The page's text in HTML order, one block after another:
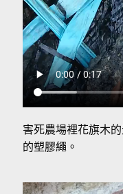
害死農場裡花旗木
的塑膠繩。